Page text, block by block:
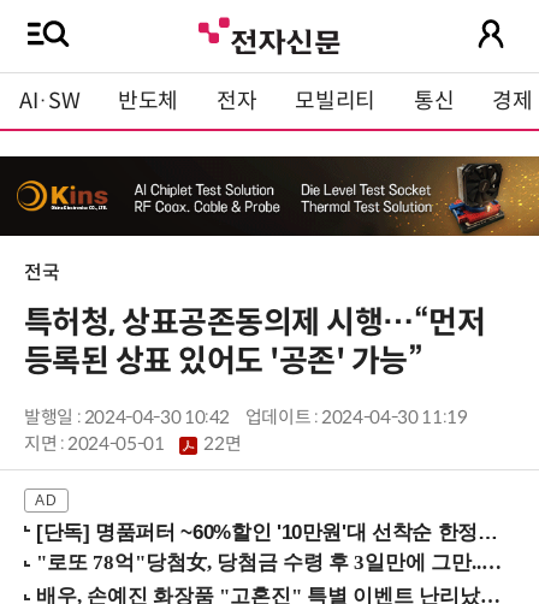
AI·SW 반도체 전자 모빌리티 통신 경제
전국
특허청, 상표공존동의제 시행…“먼저
등록된 상표 있어도 '공존' 가능”
발행일 : 2024-04-30 10:42
업데이트 : 2024-04-30 11:19
지면 :2024-05-01 22면
[단독] 명품퍼터 ~60%할인 '10만원'대 선착순 한정판매!